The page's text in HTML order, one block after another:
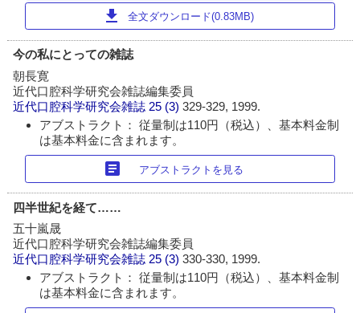
download 全文ダウンロード(0.83MB)
今の私にとっての雑誌
朝長寛
近代口腔科学研究会雑誌編集委員
近代口腔科学研究会雑誌 25 (3)329-329, 1999.
アブストラクト： 従量制は110円（税込）、基本料金制
は基本料金に含まれます。
article アブストラクトを見る
四半世紀を経て……
五十嵐晟
近代口腔科学研究会雑誌編集委員
近代口腔科学研究会雑誌 25 (3)330-330, 1999.
アブストラクト： 従量制は110円（税込）、基本料金制
は基本料金に含まれます。